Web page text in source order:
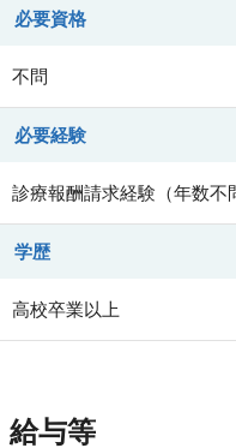
必要資格
不問
必要経験
診療報酬請求経験（年数不
学歴
高校卒業以上
給与等